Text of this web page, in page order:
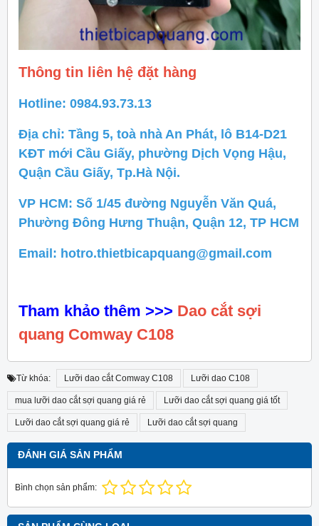
Thông tin liên hệ đặt hàng
Hotline: 0984.93.73.13
Địa chỉ: Tầng 5, toà nhà An Phát, lô B14-D21
KĐT mới Cầu Giấy, phường Dịch Vọng Hậu,
Quận Cầu Giấy, Tp.Hà Nội.
VP HCM: Số 1/45 đường Nguyễn Văn Quá,
Phường Đông Hưng Thuận, Quận 12, TP HCM
Email: hotro.thietbicapquang@gmail.com
Tham khảo thêm >>> Dao cắt sợi
quang Comway C108
Từ khóa: Lưỡi dao cắt Comway C108 Lưỡi dao C108
mua lưỡi dao cắt sợi quang giá rẻ Lưỡi dao cắt sợi quang giá tốt
Lưỡi dao cắt sợi quang giá rẻ Lưỡi dao cắt sợi quang
ĐÁNH GIÁ SẢN PHẨM
Bình chọn sản phẩm: